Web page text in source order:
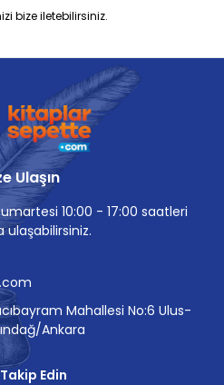
bize iletebilirsiniz.
Ulaşın
10:00 - 17:00 saatleri
ulaşabilirsiniz.
Mahallesi No:6 Ulus-
Ankara
Edin